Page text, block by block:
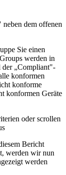
neben dem offenen
Sie einen
werden in
der „Compliant"-
konformen
konforme
konformen Geräte
oder scrollen
Bericht
werden wir nun
werden